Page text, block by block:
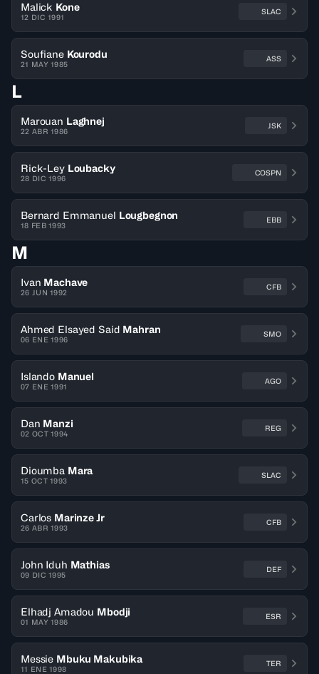
Malick Kone
12 DIC 1991
SLAC
Soufiane Kourodu
21 MAY 1985
ASS
L
Marouan Laghnej
22 ABR 1986
JSK
Rick-Ley Loubacky
28 DIC 1996
COSPN
Bernard Emmanuel Lougbegnon
18 FEB 1993
EBB
M
Ivan Machave
26 JUN 1992
CFB
Ahmed Elsayed Said Mahran
06 ENE 1996
SMO
Islando Manuel
07 ENE 1991
AGO
Dan Manzi
02 OCT 1994
REG
Dioumba Mara
15 OCT 1993
SLAC
Carlos Marinze Jr
26 ABR 1993
CFB
John Iduh Mathias
09 DIC 1995
DEF
Elhadj Amadou Mbodji
01 MAY 1986
ESR
Messie Mbuku Makubika
11 ENE 1998
TER